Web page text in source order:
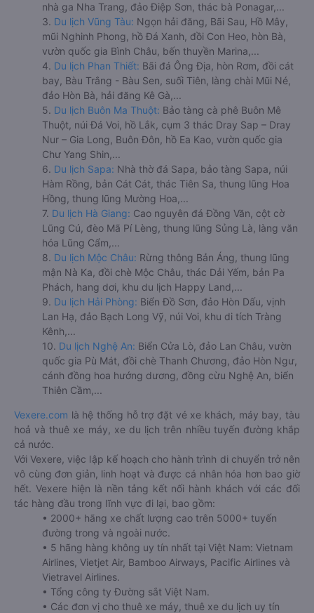
nhà ga Nha Trang, đảo Điệp Sơn, thác bà Ponagar,...
3. Du lịch Vũng Tàu: Ngọn hải đăng, Bãi Sau, Hồ Mây,
mũi Nghinh Phong, hồ Đá Xanh, đồi Con Heo, hòn Bà,
vườn quốc gia Bình Châu, bến thuyền Marina,...
4. Du lịch Phan Thiết: Bãi đá Ông Địa, hòn Rơm, đồi cát
bay, Bàu Trắng - Bàu Sen, suối Tiên, làng chài Mũi Né,
đảo Hòn Bà, hải đăng Kê Gà,...
5. Du lịch Buôn Ma Thuột: Bảo tàng cà phê Buôn Mê
Thuột, núi Đá Voi, hồ Lắk, cụm 3 thác Dray Sap – Dray
Nur – Gia Long, Buôn Đôn, hồ Ea Kao, vườn quốc gia
Chư Yang Shin,...
6. Du lịch Sapa: Nhà thờ đá Sapa, bảo tàng Sapa, núi
Hàm Rồng, bản Cát Cát, thác Tiên Sa, thung lũng Hoa
Hồng, thung lũng Mường Hoa,...
7. Du lịch Hà Giang: Cao nguyên đá Đồng Văn, cột cờ
Lũng Cú, đèo Mã Pí Lèng, thung lũng Sủng Là, làng văn
hóa Lũng Cẩm,...
8. Du lịch Mộc Châu: Rừng thông Bản Áng, thung lũng
mận Nà Ka, đồi chè Mộc Châu, thác Dải Yếm, bản Pa
Phách, hang dơi, khu du lịch Happy Land,...
9. Du lịch Hải Phòng: Biển Đồ Sơn, đảo Hòn Dấu, vịnh
Lan Hạ, đảo Bạch Long Vỹ, núi Voi, khu di tích Tràng
Kênh,...
10. Du lịch Nghệ An: Biển Cửa Lò, đảo Lan Châu, vườn
quốc gia Pù Mát, đồi chè Thanh Chương, đảo Hòn Ngư,
cánh đồng hoa hướng dương, đồng cừu Nghệ An, biển
Thiên Cầm,...
Vexere.com là hệ thống hỗ trợ đặt vé xe khách, máy bay, tàu
hoả và thuê xe máy, xe du lịch trên nhiều tuyến đường khắp
cả nước.
Với Vexere, việc lập kế hoạch cho hành trình di chuyển trở nên
vô cùng đơn giản, linh hoạt và được cá nhân hóa hơn bao giờ
hết. Vexere hiện là nền tảng kết nối hành khách với các đối
tác hàng đầu trong lĩnh vực đi lại, bao gồm:
• 2000+ hãng xe chất lượng cao trên 5000+ tuyến
đường trong và ngoài nước.
• 5 hãng hàng không uy tín nhất tại Việt Nam: Vietnam
Airlines, Vietjet Air, Bamboo Airways, Pacific Airlines và
Vietravel Airlines.
• Tổng công ty Đường sắt Việt Nam.
• Các đơn vị cho thuê xe máy, thuê xe du lịch uy tín